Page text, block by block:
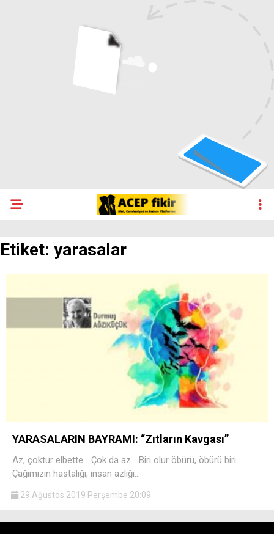
Etiket: yarasalar
YARASALARIN BAYRAMI: “Zıtların Kavgası”
Az, çoktur elbette… Çok da az… Biri olur öbürü, öbürü biri…
Çağımızın hastalığı, insan azlığı…
29 Ağustos 2019 Perşembe 20:09